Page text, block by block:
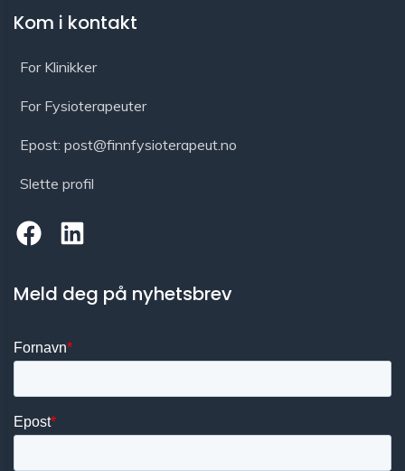
Kom i kontakt
For Klinikker
For Fysioterapeuter
Epost: post@finnfysioterapeut.no
Slette profil
Meld deg på nyhetsbrev